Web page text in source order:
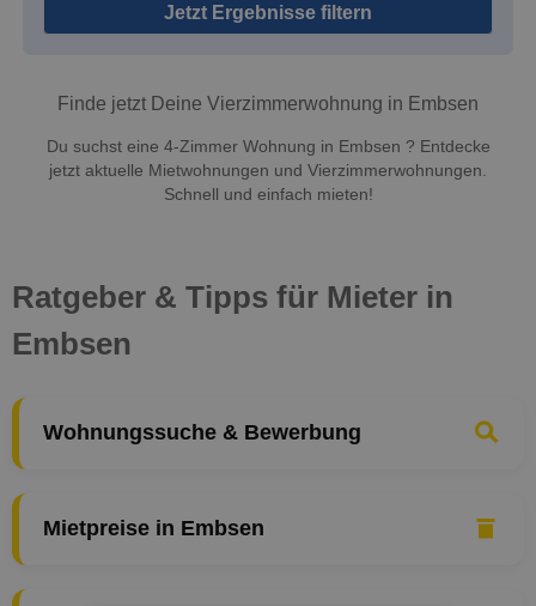
Jetzt Ergebnisse filtern
Finde jetzt Deine Vierzimmerwohnung in Embsen
Du suchst eine 4-Zimmer Wohnung in Embsen ? Entdecke
jetzt aktuelle Mietwohnungen und Vierzimmerwohnungen.
Schnell und einfach mieten!
Ratgeber & Tipps für Mieter in
Embsen
Wohnungssuche & Bewerbung
Mietpreise in Embsen